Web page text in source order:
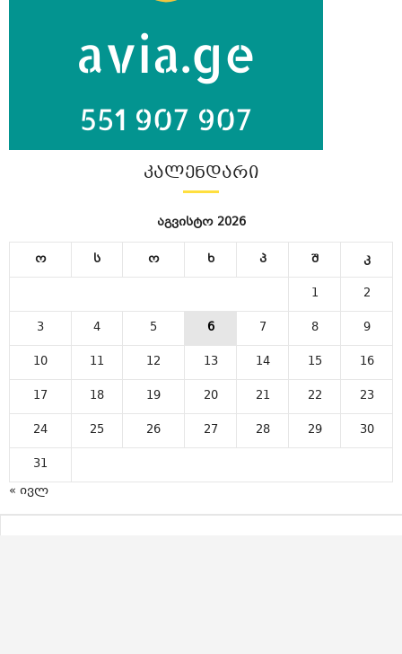
ᲙᲐᲚᲔᲜᲓᲐᲠᲘ
აგვისტო 2026
ო ს ო ხ პ შ
კ
1
2
3
4 5 6 7 8
9
10
11 12 13 14 15
16
17
18 19 20 21 22
23
24
25 26 27 28 29
30
31
« ივლ